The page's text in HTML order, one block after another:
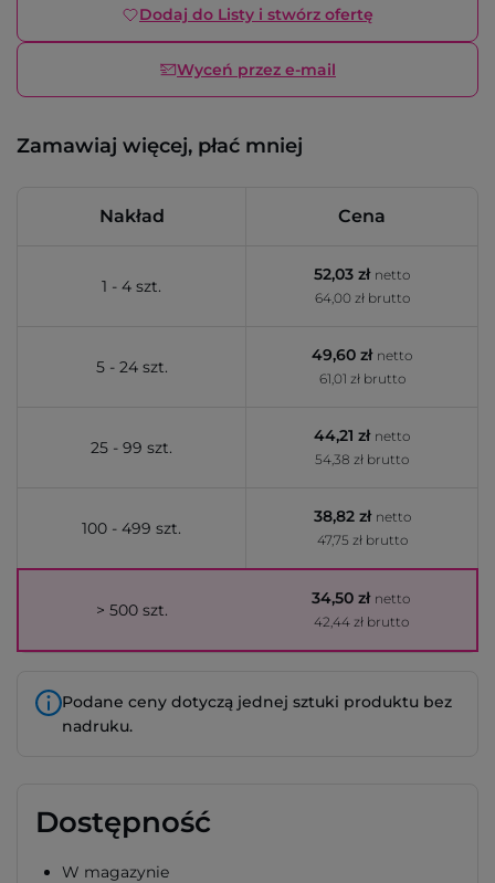
Dodaj do Listy i stwórz ofertę
Wyceń przez e-mail
Zamawiaj więcej, płać mniej
Nakład Cena
1 - 4 szt.
52,03 zł netto
64,00 zł brutto
5 - 24 szt.
49,60 zł netto
61,01 zł brutto
25 - 99 szt.
44,21 zł netto
54,38 zł brutto
100 - 499 szt.
38,82 zł netto
47,75 zł brutto
> 500 szt.
34,50 zł netto
42,44 zł brutto
Podane ceny dotyczą jednej sztuki produktu bez
nadruku.
Dostępność
W magazynie